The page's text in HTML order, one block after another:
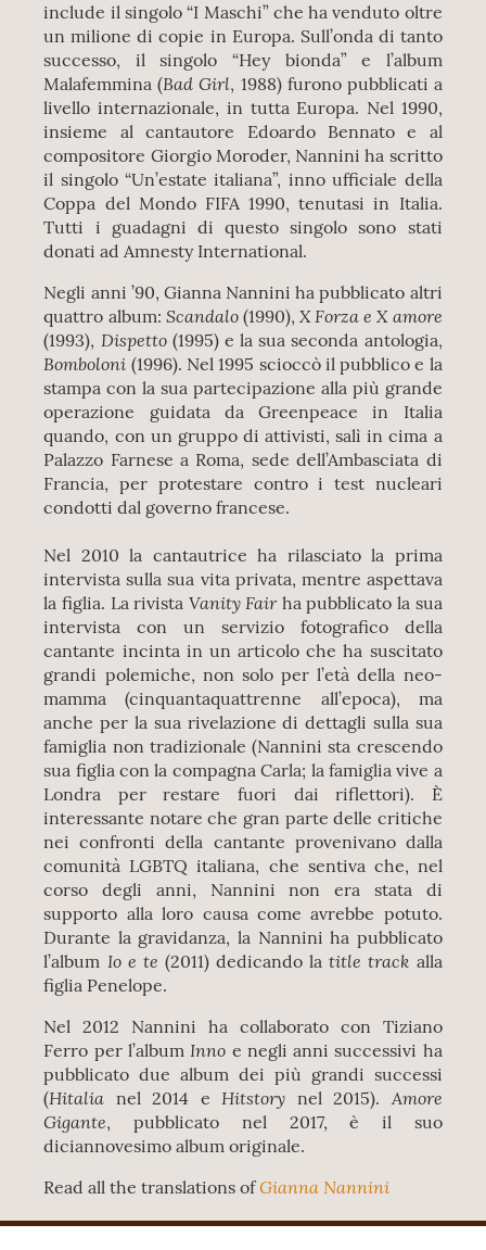
include il singolo “I Maschi” che ha venduto oltre
un milione di copie in Europa. Sull’onda di tanto
successo, il singolo “Hey bionda” e l’album
Malafemmina (Bad Girl, 1988) furono pubblicati a
livello internazionale, in tutta Europa. Nel 1990,
insieme al cantautore Edoardo Bennato e al
compositore Giorgio Moroder, Nannini ha scritto
il singolo “Un’estate italiana”, inno ufficiale della
Coppa del Mondo FIFA 1990, tenutasi in Italia.
Tutti i guadagni di questo singolo sono stati
donati ad Amnesty International.
Negli anni ’90, Gianna Nannini ha pubblicato altri
quattro album: Scandalo(1990), X Forza e X amore
(1993), Dispetto(1995) e la sua seconda antologia,
Bomboloni (1996). Nel 1995 scioccò il pubblico e la
stampa con la sua partecipazione alla più grande
operazione guidata da Greenpeace in Italia
quando, con un gruppo di attivisti, salì in cima a
Palazzo Farnese a Roma, sede dell’Ambasciata di
Francia, per protestare contro i test nucleari
condotti dal governo francese.
Nel 2010 la cantautrice ha rilasciato la prima
intervista sulla sua vita privata, mentre aspettava
la figlia. La rivista Vanity Fairha pubblicato la sua
intervista con un servizio fotografico della
cantante incinta in un articolo che ha suscitato
grandi polemiche, non solo per l’età della neo-
mamma (cinquantaquattrenne all’epoca), ma
anche per la sua rivelazione di dettagli sulla sua
famiglia non tradizionale (Nannini sta crescendo
sua figlia con la compagna Carla; la famiglia vive a
Londra per restare fuori dai riflettori). È
interessante notare che gran parte delle critiche
nei confronti della cantante provenivano dalla
comunità LGBTQ italiana, che sentiva che, nel
corso degli anni, Nannini non era stata di
supporto alla loro causa come avrebbe potuto.
Durante la gravidanza, la Nannini ha pubblicato
l’album Io e te (2011) dedicando latitle track alla
figlia Penelope.
Nel 2012 Nannini ha collaborato con Tiziano
Ferro per l’albumInno e negli anni successivi ha
pubblicato due album dei più grandi successi
(Hitalia nel 2014 eHitstory nel 2015). Amore
Gigante, pubblicato nel 2017, è il suo
diciannovesimo album originale.
Read all the translations ofGianna Nannini